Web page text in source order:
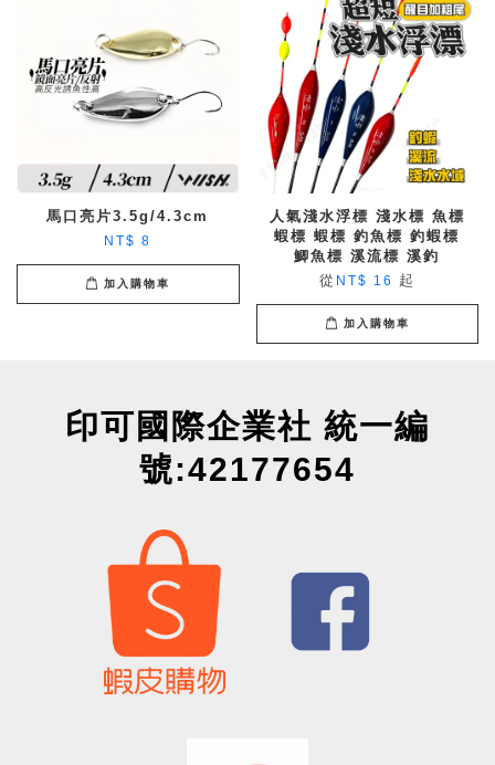
馬口亮片3.5g/4.3cm
NT$ 8
加入購物車
人氣淺水浮標 淺水標 魚標
蝦標 蝦標 釣魚標 釣蝦標
鯽魚標 溪流標 溪釣
從 NT$ 16 起
加入購物車
印可國際企業社 統一編
號:42177654